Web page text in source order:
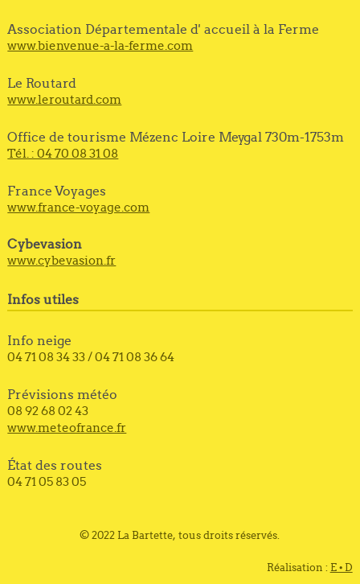
Association Départementale d' accueil à la Ferme
www.bienvenue-a-la-ferme.com
Le Routard
www.leroutard.com
Office de tourisme Mézenc Loire Meygal 730m-1753m
Tél. : 04 70 08 31 08
France Voyages
www.france-voyage.com
Cybevasion
www.cybevasion.fr
Infos utiles
Info neige
04 71 08 34 33 / 04 71 08 36 64
Prévisions météo
08 92 68 02 43
www.meteofrance.fr
État des routes
04 71 05 83 05
© 2022 La Bartette, tous droits réservés.
Réalisation : E • D